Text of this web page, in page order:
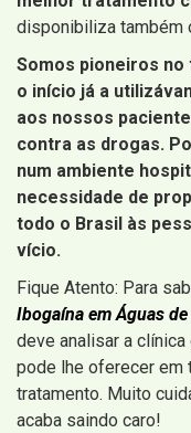
disponibiliza também
Somos pioneiros
o início já a
aos nossos
contra as drogas.
num ambiente
necessidade de
todo o Brasil às
vício.
Fique Atento: Para
Ibogaína em Águas
deve analisar a
pode lhe oferecer em
tratamento. Muito
acaba saindo caro!